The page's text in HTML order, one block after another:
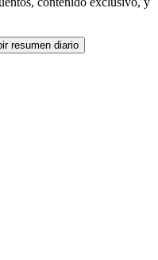
resumen diario